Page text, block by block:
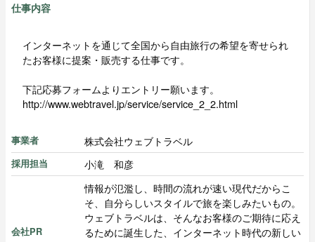
仕事内容
インターネットを通じて全国から自由旅行の希望を寄せられ
たお客様に提案・販売する仕事です。
下記応募フォームよりエントリー願います。
http://www.webtravel.jp/service/service_2_2.html
事業者 株式会社ウェブトラベル
採用担当 小滝 和彦
会社PR
情報が氾濫し、時間の流れが速い現代だからこ
そ、自分らしいスタイルで旅を楽しみたいもの。
ウェブトラベルは、そんなお客様のご期待に応え
るために誕生した、インターネット時代の新しい